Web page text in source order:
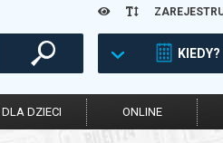
KIEDY?
DLA DZIECI ONLINE